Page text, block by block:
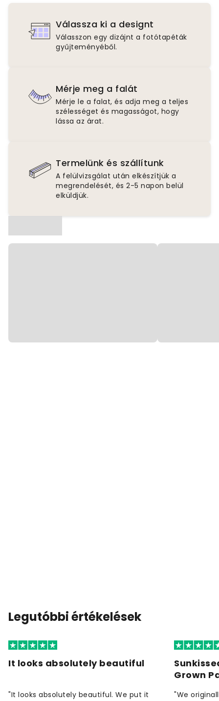
Válassza ki a designt
Válasszon egy dizájnt a fotótapéták
gyűjteményéből.
Mérje meg a falát
Mérje le a falat, és adja meg a teljes
szélességet és magasságot, hogy
lássa az árat.
Termelünk és szállítunk
A felülvizsgálat után elkészítjük a
megrendelését, és 2-5 napon belül
elküldjük.
Legutóbbi értékelések
It looks absolutely beautiful
"It looks absolutely beautiful. We put it
Grown
"We